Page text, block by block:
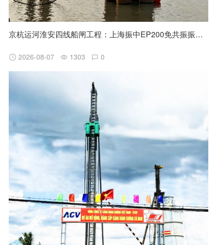
京杭运河淮安四线船闸工程：上海振中EP200免共振振动锤高效助力国家水运重点项目建设
2026-08-07 1303 0